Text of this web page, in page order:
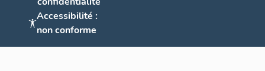
Accessibilité :
non conforme